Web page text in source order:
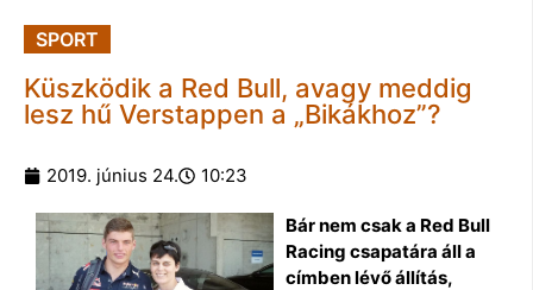
SPORT
Küszködik a Red Bull, avagy meddig
lesz hű Verstappen a „Bikákhoz”?
2019. június 24. 10:23
Bár nem csak a Red Bull
Racing csapatára áll a
címben lévő állítás,